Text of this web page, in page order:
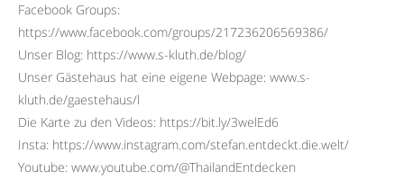
Facebook Groups:
https://www.facebook.com/groups/217236206569386/
Unser Blog: https://www.s-kluth.de/blog/
Unser Gästehaus hat eine eigene Webpage: www.s-
kluth.de/gaestehaus/l
Die Karte zu den Videos: https://bit.ly/3welEd6
Insta: https://www.instagram.com/stefan.entdeckt.die.welt/
Youtube: www.youtube.com/@ThailandEntdecken